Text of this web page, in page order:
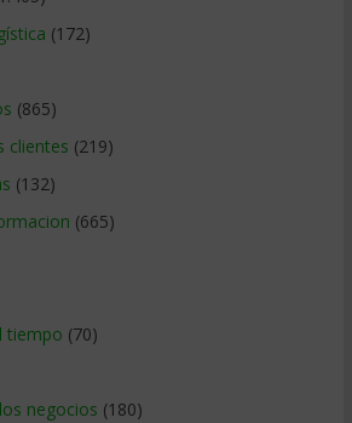
(172)
(865)
clientes (219)
(132)
(665)
tiempo (70)
negocios (180)